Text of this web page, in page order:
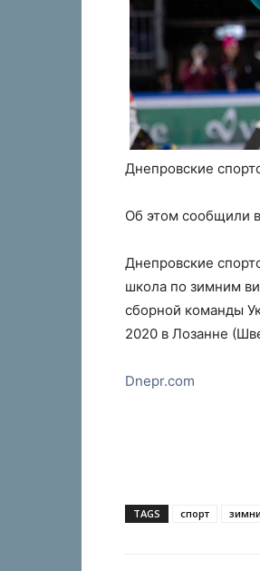
Днепровские
Об этом сообщили
Днепровские
школа по зимним
сборной команды
2020 в Лозанне
Dnepr.com
TAGS спорт